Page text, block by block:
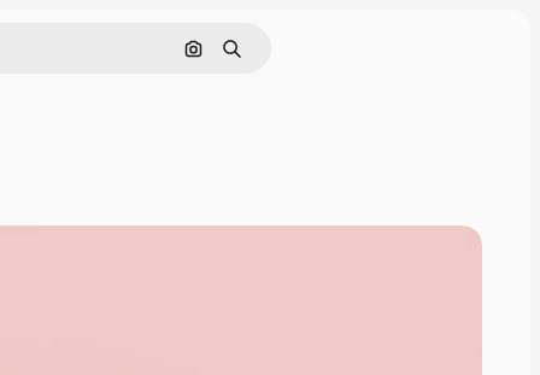
Поиск по изображению
Поиск